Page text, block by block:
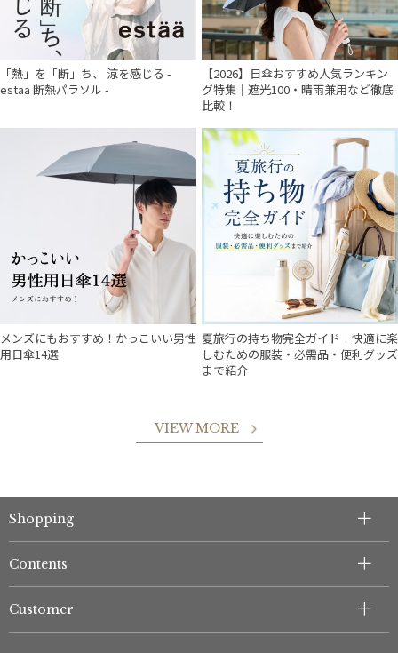
「熱」を「断」ち、 涼を感じる -
estaa 断熱パラソル -
【2026】日傘おすすめ人気ランキン
グ特集｜遮光100・晴雨兼用など徹底
比較！
メンズにもおすすめ！かっこいい男性
用日傘14選
夏旅行の持ち物完全ガイド｜快適に楽
しむための服装・必需品・便利グッズ
まで紹介
VIEW MORE
Shopping
Contents
Customer